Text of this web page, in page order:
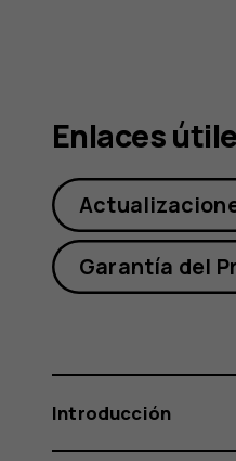
2.1
Enlaces
Garantía del
Introducción